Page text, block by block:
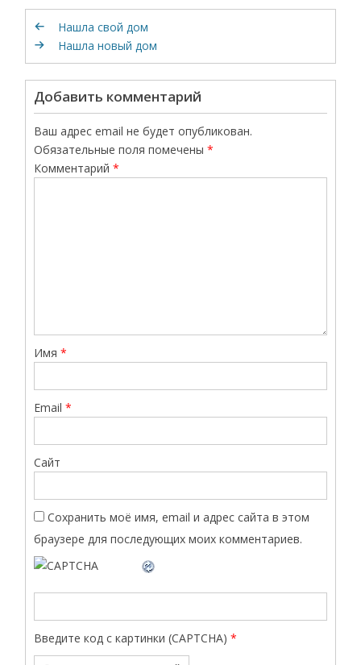
Нашла свой дом
Нашла новый дом
Добавить комментарий
Ваш адрес email не будет опубликован.
Обязательные поля помечены*
Комментарий*
Имя*
Email*
Сайт
Сохранить моё имя, email и адрес сайта в этом
браузере для последующих моих комментариев.
Введите код с картинки (CAPTCHA) *